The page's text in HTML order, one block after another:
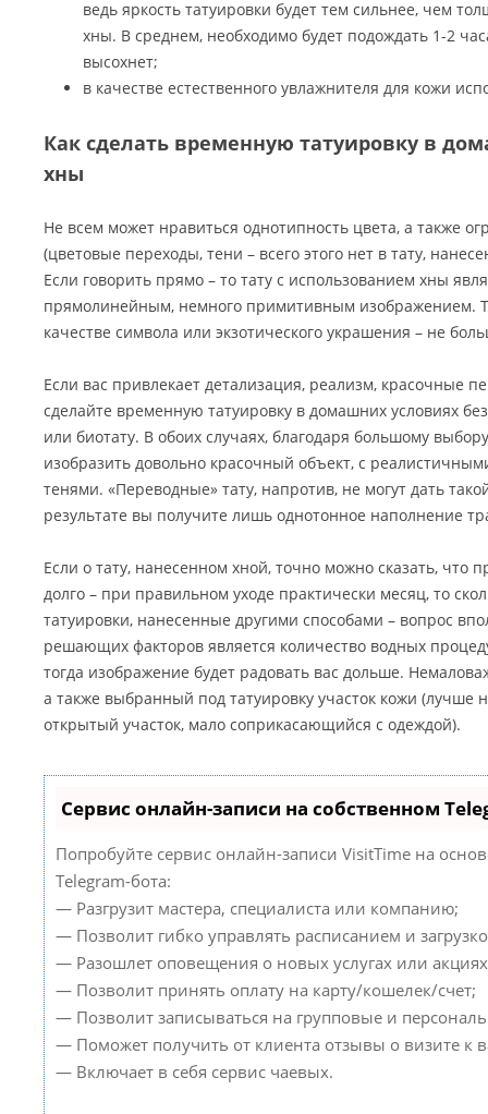
ведь яркость татуировки будет тем сильнее, чем
хны. В среднем, необходимо будет подождать 1-2
высохнет;
в качестве естественного увлажнителя для кожи
Как сделать временную татуировку в
хны
Не всем может нравиться однотипность цвета, а также
(цветовые переходы, тени – всего этого нет в тату,
Если говорить прямо – то тату с использованием хны
прямолинейным, немного примитивным изображением.
качестве символа или экзотического украшения – не
Если вас привлекает детализация, реализм, красочные
сделайте временную татуировку в домашних условиях
или биотату. В обоих случаях, благодаря большому
изобразить довольно красочный объект, с
тенями. «Переводные» тату, напротив, не могут дать
результате вы получите лишь однотонное наполнение
Если о тату, нанесенном хной, точно можно сказать, что
долго – при правильном уходе практически месяц, то
татуировки, нанесенные другими способами – вопрос
решающих факторов является количество водных
тогда изображение будет радовать вас дольше.
а также выбранный под татуировку участок кожи (лучше
открытый участок, мало соприкасающийся с одеждой).
Сервис онлайн-записи на собственном
Попробуйте сервис онлайн-записи VisitTime на
Telegram-бота:
— Разгрузит мастера, специалиста или компанию;
— Позволит гибко управлять расписанием и
— Разошлет оповещения о новых услугах или
— Позволит принять оплату на карту/кошелек/счет;
— Позволит записываться на групповые и
— Поможет получить от клиента отзывы о визите к
— Включает в себя сервис чаевых.